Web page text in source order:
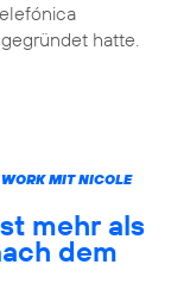
hatte.
MIT NICOLE
mehr als
dem